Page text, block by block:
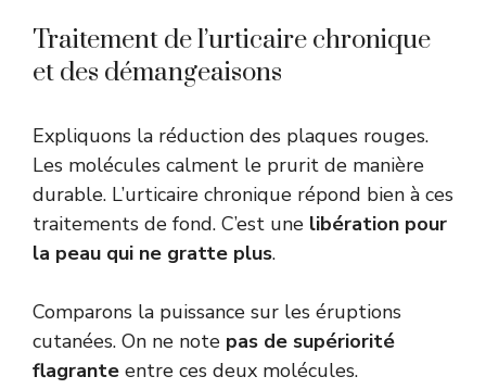
Traitement de l’urticaire chronique
et des démangeaisons
Expliquons la réduction des plaques rouges.
Les molécules calment le prurit de manière
durable. L’urticaire chronique répond bien à ces
traitements de fond. C’est une libération pour
la peau qui ne gratte plus.
Comparons la puissance sur les éruptions
cutanées. On ne note pas de supériorité
flagrante entre ces deux molécules.